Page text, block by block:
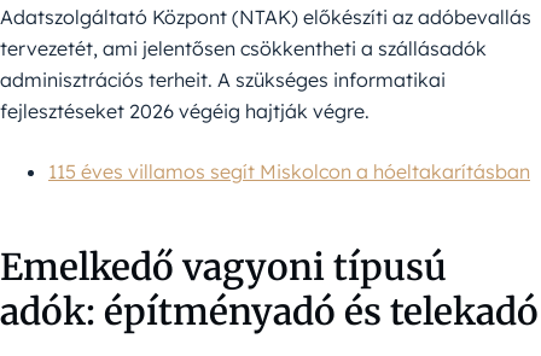
Adatszolgáltató Központ (NTAK) előkészíti az adóbevallás
tervezetét, ami jelentősen csökkentheti a szállásadók
adminisztrációs terheit. A szükséges informatikai
fejlesztéseket 2026 végéig hajtják végre.
115 éves villamos segít Miskolcon a hóeltakarításban
Emelkedő vagyoni típusú
adók: építményadó és telekadó